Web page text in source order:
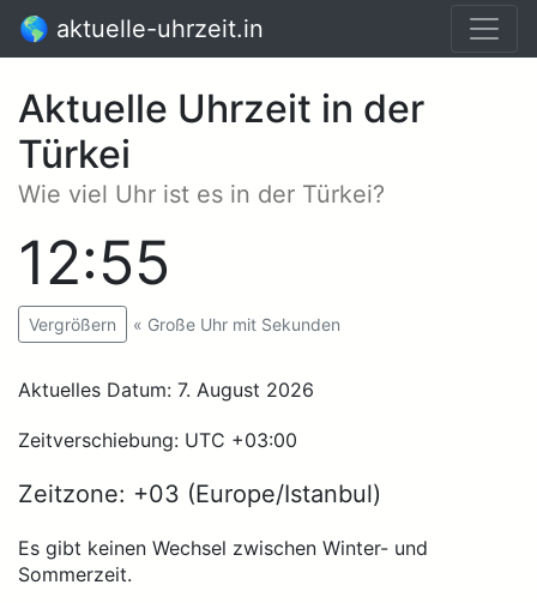
🌎 aktuelle-uhrzeit.in
Aktuelle Uhrzeit in der
Türkei
Wie viel Uhr ist es in der Türkei?
12:55
Vergrößern « Große Uhr mit Sekunden
Aktuelles Datum: 7. August 2026
Zeitverschiebung: UTC +03:00
Zeitzone: +03 (Europe/Istanbul)
Es gibt keinen Wechsel zwischen Winter- und
Sommerzeit.